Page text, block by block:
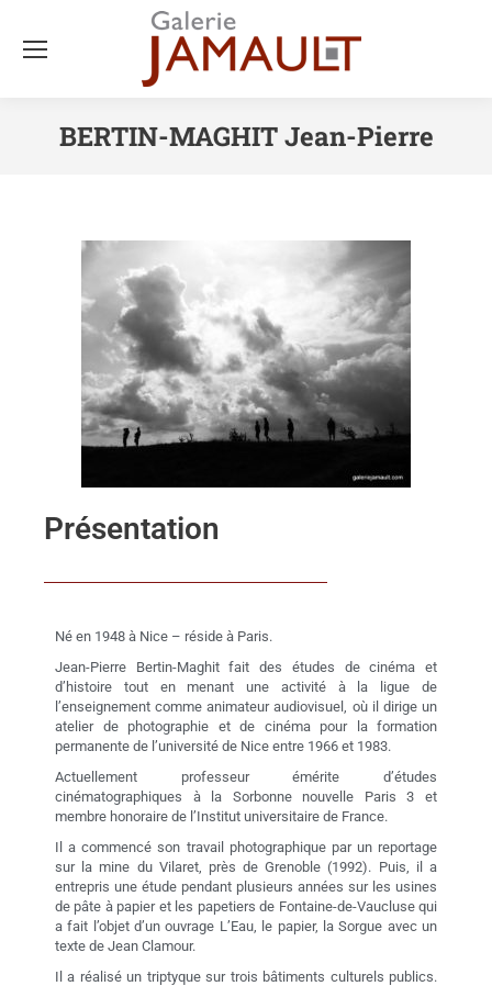
BERTIN-MAGHIT Jean-Pierre
Présentation
Né en 1948 à Nice – réside à Paris.
Jean-Pierre Bertin-Maghit fait des études de cinéma et
d’histoire tout en menant une activité à la ligue de
l’enseignement comme animateur audiovisuel, où il dirige un
atelier de photographie et de cinéma pour la formation
permanente de l’université de Nice entre 1966 et 1983.
Actuellement professeur émérite d’études
cinématographiques à la Sorbonne nouvelle Paris 3 et
membre honoraire de l’Institut universitaire de France.
Il a commencé son travail photographique par un reportage
sur la mine du Vilaret, près de Grenoble (1992). Puis, il a
entrepris une étude pendant plusieurs années sur les usines
de pâte à papier et les papetiers de Fontaine-de-Vaucluse qui
a fait l’objet d’un ouvrage L’Eau, le papier, la Sorgue avec un
texte de Jean Clamour.
Il a réalisé un triptyque sur trois bâtiments culturels publics.